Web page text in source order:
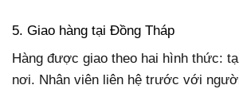
5. Giao hàng tại Đồng Tháp
Hàng được giao theo hai hình thức:
nơi. Nhân viên liên hệ trước với